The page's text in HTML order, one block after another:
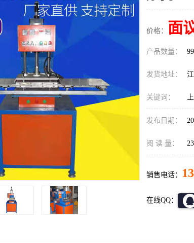
价格： 面
产品数量：
发货地址：
关键词：
发布日期：
阅 读 量：
销售电话：
在线QQ：